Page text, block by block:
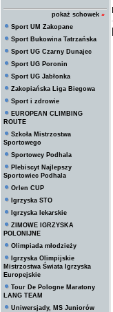
pokaż schowek »
Sport UM Zakopane
Sport Bukowina Tatrzańska
Sport UG Czarny Dunajec
Sport UG Poronin
Sport UG Jabłonka
Zakopiańska Liga Biegowa
Sport i zdrowie
EUROPEAN CLIMBING
ROUTE
Szkoła Mistrzostwa
Sportowego
Sportowcy Podhala
Plebiscyt Najlepszy
Sportowiec Podhala
Orlen CUP
Igrzyska STO
Igrzyska lekarskie
ZIMOWE IGRZYSKA
POLONIJNE
Olimpiada młodzieży
Igrzyska Olimpijskie
Mistrzostwa Świata Igrzyska
Europejskie
Tour De Pologne Maratony
LANG TEAM
Uniwersjady, MS Juniorów